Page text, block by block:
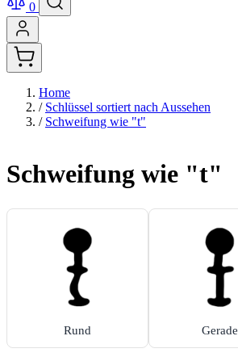
0
Home
/ Schlüssel sortiert nach Aussehen
/ Schweifung wie "t"
Schweifung wie "t"
Rund Gerade